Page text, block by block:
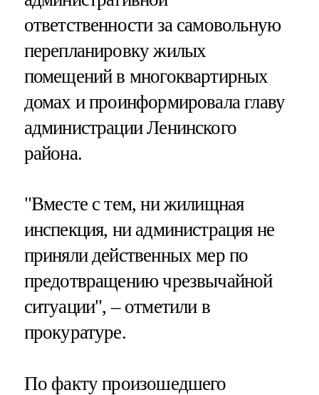
ответственности за самовольную
перепланировку жилых
помещений в многоквартирных
домах и проинформировала главу
администрации Ленинского
района.
"Вместе с тем, ни жилищная
инспекция, ни администрация не
приняли действенных мер по
предотвращению чрезвычайной
ситуации", – отметили в
прокуратуре.
По факту произошедшего